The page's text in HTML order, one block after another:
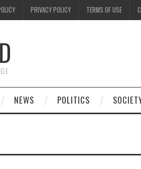
PRIVACY POLICY TERMS OF USE
NEWS POLITICS